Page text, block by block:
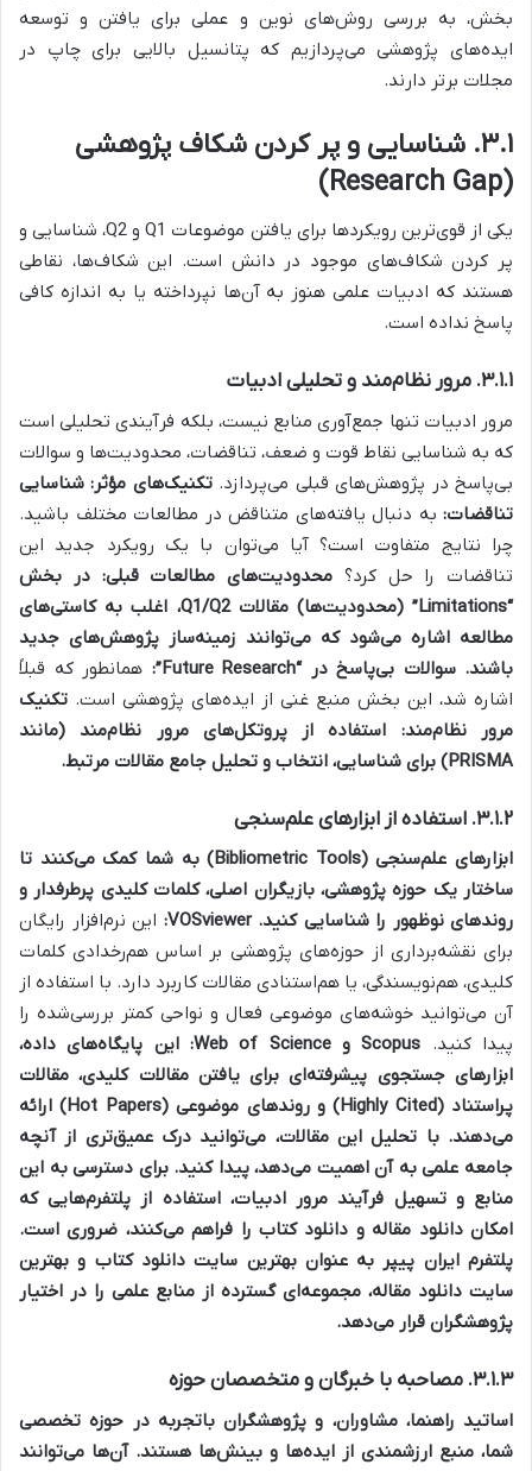
بخش، به بررسی روش‌های نوین و عملی برای یافتن و توسعه
ایده‌های پژوهشی می‌پردازیم که پتانسیل بالایی برای چاپ در
مجلات برتر دارند.
۳.۱. شناسایی و پر کردن شکاف پژوهشی
(Research Gap)
یکی از قوی‌ترین رویکردها برای یافتن موضوعات Q1 و Q2، شناسایی و
پر کردن شکاف‌های موجود در دانش است. این شکاف‌ها، نقاطی
هستند که ادبیات علمی هنوز به آن‌ها نپرداخته یا به اندازه کافی
پاسخ نداده است.
۳.۱.۱. مرور نظام‌مند و تحلیلی ادبیات
مرور ادبیات تنها جمع‌آوری منابع نیست، بلکه فرآیندی تحلیلی است
که به شناسایی نقاط قوت و ضعف، تناقضات، محدودیت‌ها و سوالات
بی‌پاسخ در پژوهش‌های قبلی می‌پردازد.تکنیک‌های مؤثر: شناسایی
تناقضات: به دنبال یافته‌های متناقض در مطالعات مختلف باشید.
چرا نتایج متفاوت است؟ آیا می‌توان با یک رویکرد جدید این
تناقضات را حل کرد؟ محدودیت‌های مطالعات قبلی: در بخش
“Limitations” (محدودیت‌ها) مقالات Q1/Q2، اغلب به کاستی‌های
مطالعه اشاره می‌شود که می‌توانند زمینه‌ساز پژوهش‌های جدید
باشند.سوالات بی‌پاسخ در “Future Research”:
همانطور که قبلاً
اشاره شد، این بخش منبع غنی از ایده‌های پژوهشی است. تکنیک
مرور نظام‌مند: استفاده از پروتکل‌های مرور نظام‌مند (مانند
PRISMA) برای شناسایی، انتخاب و تحلیل جامع مقالات مرتبط.
۳.۱.۲. استفاده از ابزارهای علم‌سنجی
ابزارهای علم‌سنجی (Bibliometric Tools) به شما کمک می‌کنند تا
ساختار یک حوزه پژوهشی، بازیگران اصلی، کلمات کلیدی پرطرفدار و
روندهای نوظهور را شناسایی کنید.VOSviewer: این نرم‌افزار رایگان
برای نقشه‌برداری از حوزه‌های پژوهشی بر اساس هم‌رخدادی کلمات
کلیدی، هم‌نویسندگی، یا هم‌استنادی مقالات کاربرد دارد. با استفاده از
آن می‌توانید خوشه‌های موضوعی فعال و نواحی کمتر بررسی‌شده را
پیدا کنید. Scopus و Web of Science:
این پایگاه‌های داده،
ابزارهای جستجوی پیشرفته‌ای برای یافتن مقالات کلیدی، مقالات
پراستناد (Highly Cited) و روندهای موضوعی (Hot Papers) ارائه
می‌دهند. با تحلیل این مقالات، می‌توانید درک عمیق‌تری از آنچه
جامعه علمی به آن اهمیت می‌دهد، پیدا کنید. برای دسترسی به این
منابع و تسهیل فرآیند مرور ادبیات، استفاده از پلتفرم‌هایی که
امکاندانلود مقاله و دانلود کتاب را فراهم می‌کنند، ضروری است.
پلتفرمایران پیپر به عنوانبهترین سایت دانلود کتاب و بهترین
سایت دانلود مقاله، مجموعه‌ای گسترده از منابع علمی را در اختیار
پژوهشگران قرار می‌دهد.
۳.۱.۳. مصاحبه با خبرگان و متخصصان حوزه
اساتید راهنما، مشاوران، و پژوهشگران باتجربه در حوزه تخصصی
شما، منبع ارزشمندی از ایده‌ها و بینش‌ها هستند. آن‌ها می‌توانند